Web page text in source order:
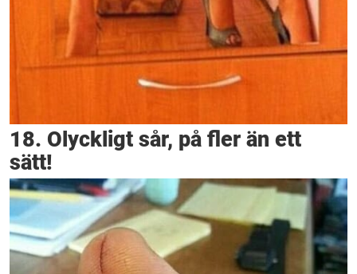
18. Olyckligt sår, på fler än ett
sätt!